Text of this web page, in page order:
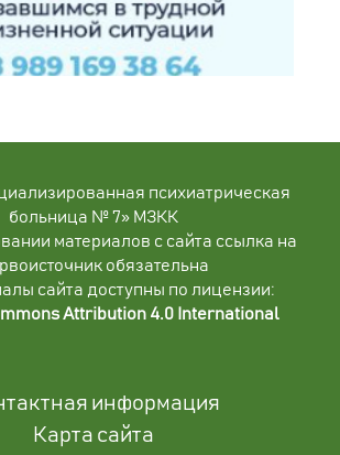
психиатрическая
больница № 7» МЗКК
материалов с сайта ссылка на
обязательна
сайта доступны по лицензии:
Attribution 4.0 International
информация
Карта сайта